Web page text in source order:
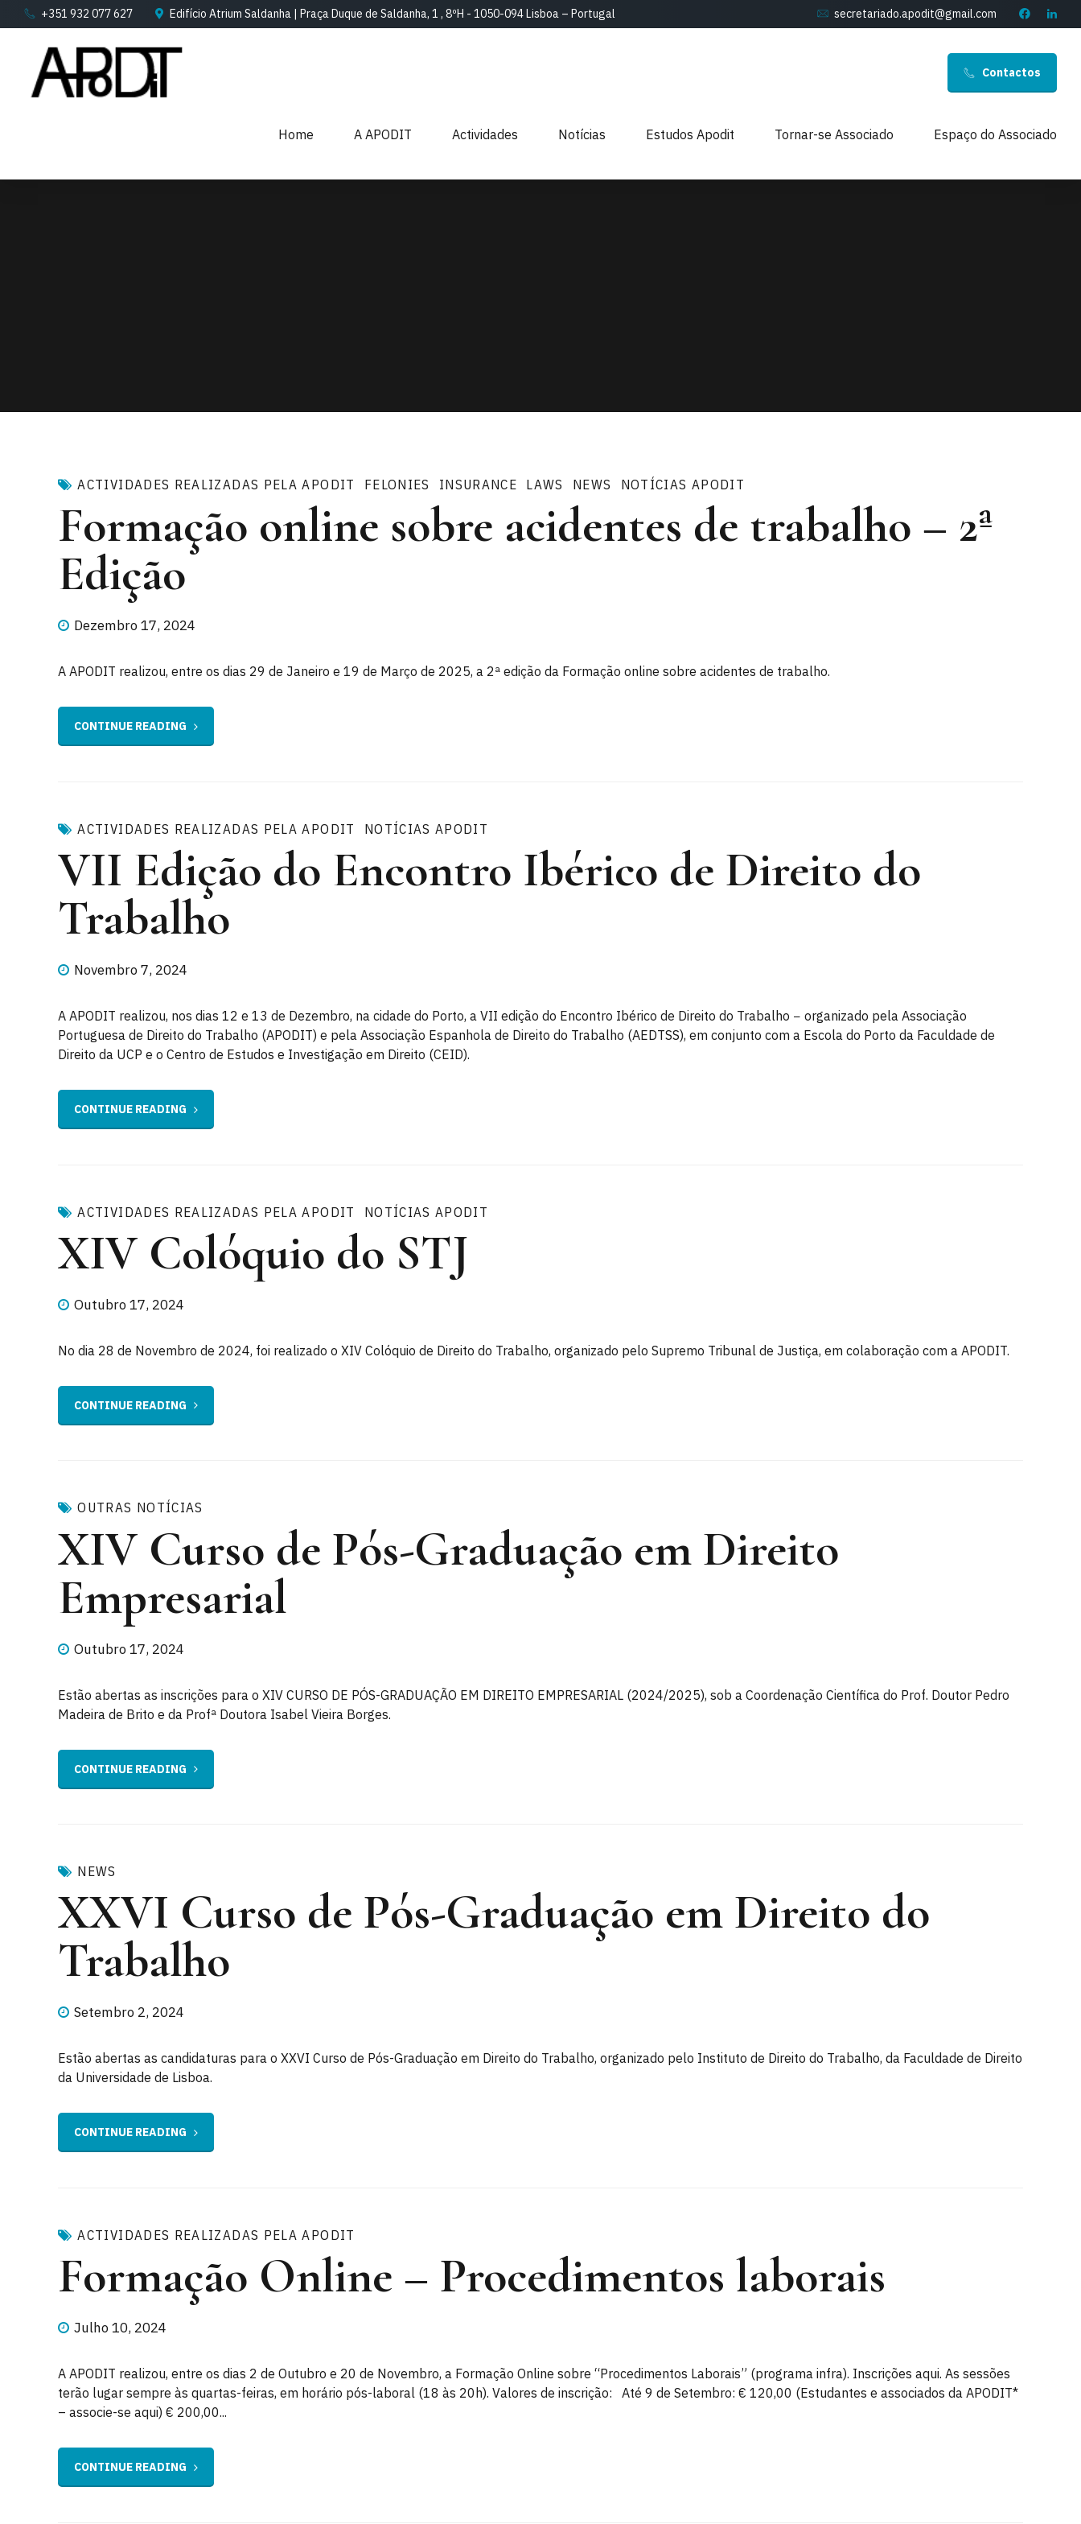
+351 932 077 627 Edifício Atrium Saldanha | Praça Duque de Saldanha, 1 , 8ºH - 1050-094 Lisboa – Portugal secretariado.apodit@gmail.com
Contactos
Home A APODIT Actividades Notícias Estudos Apodit Tornar-se Associado Espaço do Associado
ACTIVIDADES REALIZADAS PELA APODIT FELONIES INSURANCE LAWS NEWS NOTÍCIAS APODIT
Formação online sobre acidentes de trabalho – 2ª
Edição
Dezembro 17, 2024
A APODIT realizou, entre os dias 29 de Janeiro e 19 de Março de 2025, a 2ª edição da Formação online sobre acidentes de trabalho.
CONTINUE READING
ACTIVIDADES REALIZADAS PELA APODIT NOTÍCIAS APODIT
VII Edição do Encontro Ibérico de Direito do
Trabalho
Novembro 7, 2024
A APODIT realizou, nos dias 12 e 13 de Dezembro, na cidade do Porto, a VII edição do Encontro Ibérico de Direito do Trabalho − organizado pela Associação
Portuguesa de Direito do Trabalho (APODIT) e pela Associação Espanhola de Direito do Trabalho (AEDTSS), em conjunto com a Escola do Porto da Faculdade de
Direito da UCP e o Centro de Estudos e Investigação em Direito (CEID).
CONTINUE READING
ACTIVIDADES REALIZADAS PELA APODIT NOTÍCIAS APODIT
XIV Colóquio do STJ
Outubro 17, 2024
No dia 28 de Novembro de 2024, foi realizado o XIV Colóquio de Direito do Trabalho, organizado pelo Supremo Tribunal de Justiça, em colaboração com a APODIT.
CONTINUE READING
OUTRAS NOTÍCIAS
XIV Curso de Pós-Graduação em Direito
Empresarial
Outubro 17, 2024
Estão abertas as inscrições para o XIV CURSO DE PÓS-GRADUAÇÃO EM DIREITO EMPRESARIAL (2024/2025), sob a Coordenação Científica do Prof. Doutor Pedro
Madeira de Brito e da Profª Doutora Isabel Vieira Borges.
CONTINUE READING
NEWS
XXVI Curso de Pós-Graduação em Direito do
Trabalho
Setembro 2, 2024
Estão abertas as candidaturas para o XXVI Curso de Pós-Graduação em Direito do Trabalho, organizado pelo Instituto de Direito do Trabalho, da Faculdade de Direito
da Universidade de Lisboa.
CONTINUE READING
ACTIVIDADES REALIZADAS PELA APODIT
Formação Online – Procedimentos laborais
Julho 10, 2024
A APODIT realizou, entre os dias 2 de Outubro e 20 de Novembro, a Formação Online sobre “Procedimentos Laborais” (programa infra). Inscrições aqui. As sessões
terão lugar sempre às quartas-feiras, em horário pós-laboral (18 às 20h). Valores de inscrição: Até 9 de Setembro: € 120,00 (Estudantes e associados da APODIT*
– associe-se aqui) € 200,00...
CONTINUE READING